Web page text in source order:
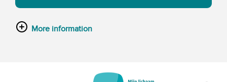
More information